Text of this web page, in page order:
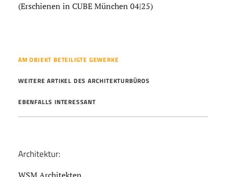
(Erschienen in CUBE München 04|25)
AM OBJEKT BETEILIGTE GEWERKE
WEITERE ARTIKEL DES ARCHITEKTURBÜROS
EBENFALLS INTERESSANT
Architektur: